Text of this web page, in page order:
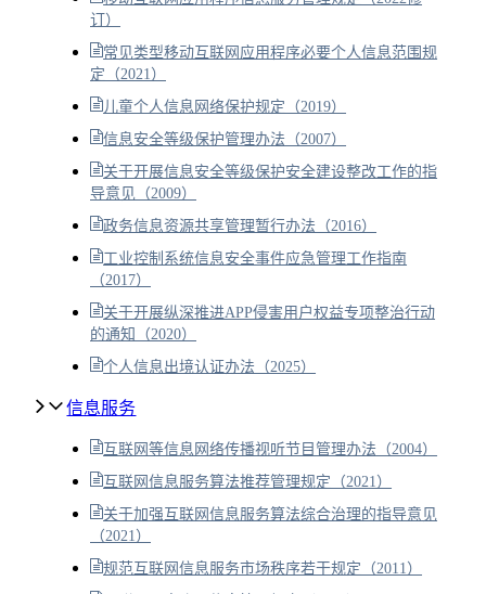
订）
常见类型移动互联网应用程序必要个人信息范围规
定（2021）
儿童个人信息网络保护规定（2019）
信息安全等级保护管理办法（2007）
关于开展信息安全等级保护安全建设整改工作的指
导意见（2009）
政务信息资源共享管理暂行办法（2016）
工业控制系统信息安全事件应急管理工作指南
（2017）
关于开展纵深推进APP侵害用户权益专项整治行动
的通知（2020）
个人信息出境认证办法（2025）
信息服务
互联网等信息网络传播视听节目管理办法（2004）
互联网信息服务算法推荐管理规定（2021）
关于加强互联网信息服务算法综合治理的指导意见
（2021）
规范互联网信息服务市场秩序若干规定（2011）